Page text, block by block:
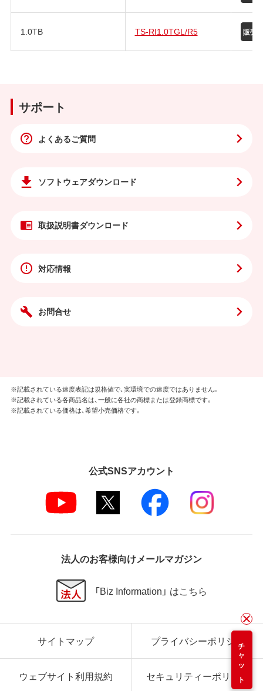
1.0TB TS-RI1.0TGL/R5
サポート
よくあるご質問
ソフトウェアダウンロード
取扱説明書ダウンロード
対応情報
お問合せ
チャット
※記載されている速度表記は規格値で、実環境での速度ではありません。
※記載されている各商品名は、一般に各社の商標または登録商標です。
※記載されている価格は、希望小売価格です。
公式SNSアカウント
法人のお客様向けメールマガジン
「Biz Information」 はこちら
サイトマップ プライバシーポリシー
ウェブサイト利用規約 セキュリティーポリシー